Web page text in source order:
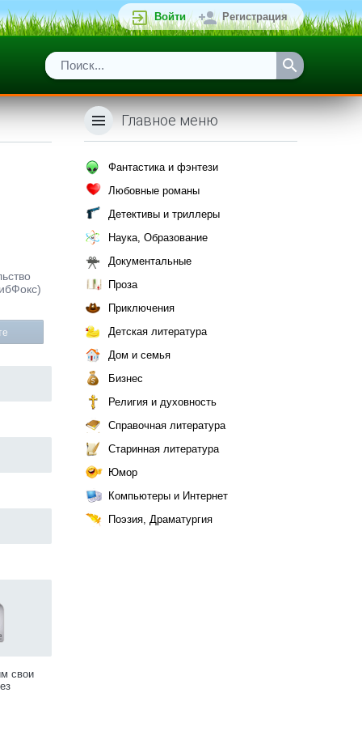
Войти Регистрация
свои
Главное меню
Фантастика и фэнтези
Любовные романы
Детективы и триллеры
Наука, Образование
Документальные
Проза
Приключения
Детская литература
Дом и семья
Бизнес
Религия и духовность
Справочная литература
Старинная литература
Юмор
Компьютеры и Интернет
Поэзия, Драматургия